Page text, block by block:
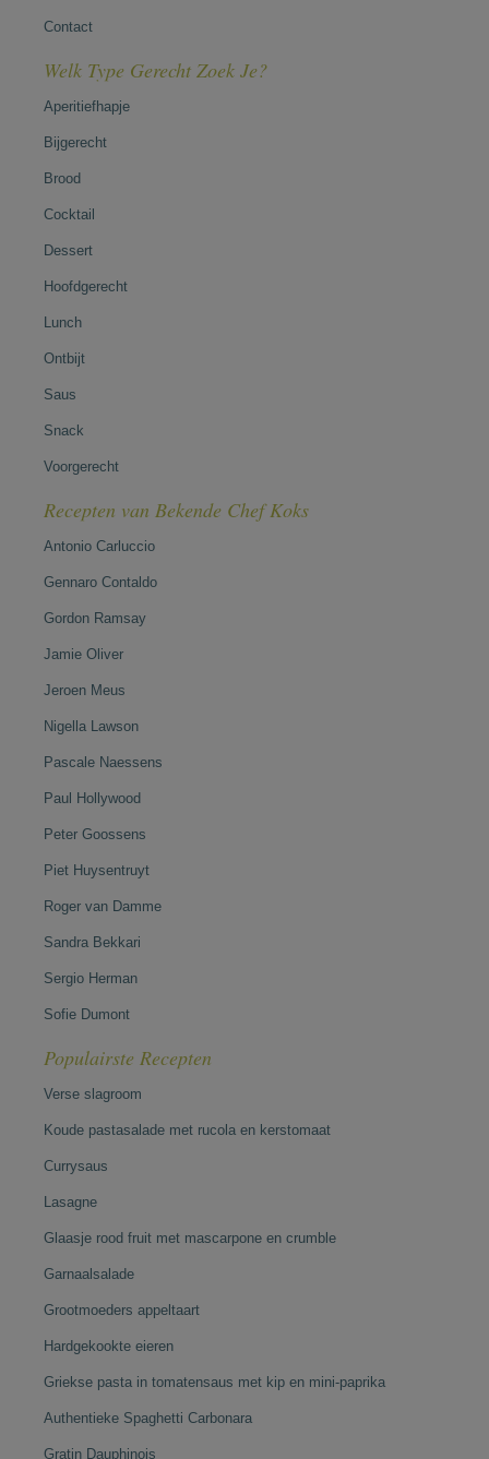
Contact
Welk Type Gerecht Zoek Je?
Aperitiefhapje
Bijgerecht
Brood
Cocktail
Dessert
Hoofdgerecht
Lunch
Ontbijt
Saus
Snack
Voorgerecht
Recepten van Bekende Chef Koks
Antonio Carluccio
Gennaro Contaldo
Gordon Ramsay
Jamie Oliver
Jeroen Meus
Nigella Lawson
Pascale Naessens
Paul Hollywood
Peter Goossens
Piet Huysentruyt
Roger van Damme
Sandra Bekkari
Sergio Herman
Sofie Dumont
Populairste Recepten
Verse slagroom
Koude pastasalade met rucola en kerstomaat
Currysaus
Lasagne
Glaasje rood fruit met mascarpone en crumble
Garnaalsalade
Grootmoeders appeltaart
Hardgekookte eieren
Griekse pasta in tomatensaus met kip en mini-paprika
Authentieke Spaghetti Carbonara
Gratin Dauphinois